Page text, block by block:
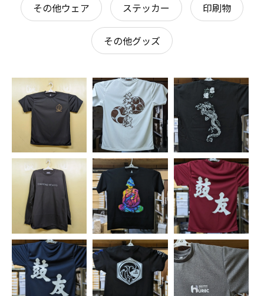
その他ウェア ステッカー 印刷物
その他グッズ